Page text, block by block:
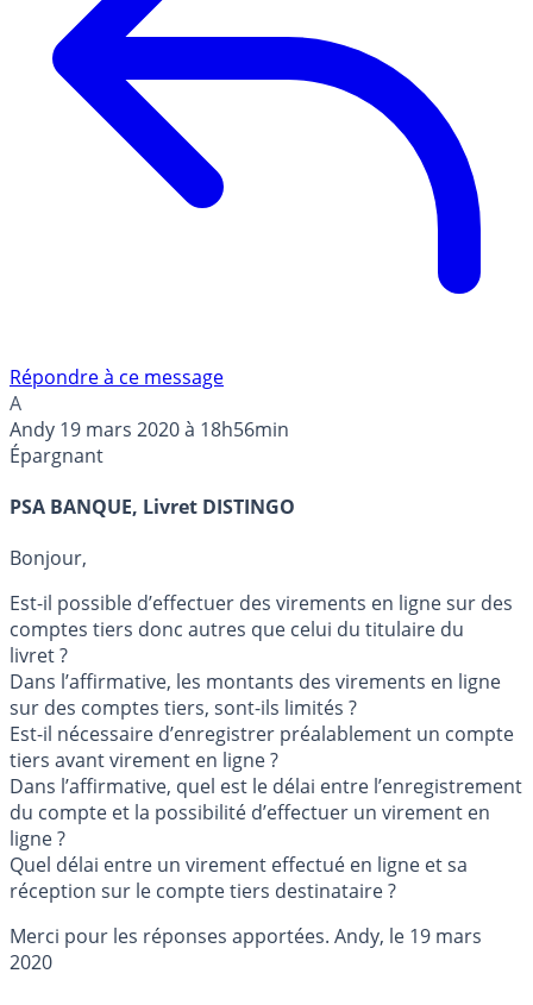
Répondre à ce message
A
Andy 19 mars 2020 à 18h56min
Épargnant
PSA BANQUE, Livret DISTINGO
Bonjour,
Est-il possible d’effectuer des virements en ligne sur des
comptes tiers donc autres que celui du titulaire du
livret ?
Dans l’affirmative, les montants des virements en ligne
sur des comptes tiers, sont-ils limités ?
Est-il nécessaire d’enregistrer préalablement un compte
tiers avant virement en ligne ?
Dans l’affirmative, quel est le délai entre l’enregistrement
du compte et la possibilité d’effectuer un virement en
ligne ?
Quel délai entre un virement effectué en ligne et sa
réception sur le compte tiers destinataire ?
Merci pour les réponses apportées. Andy, le 19 mars
2020